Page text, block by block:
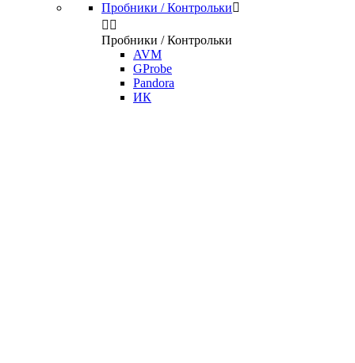
Пробники / Контрольки
 
Пробники / Контрольки
AVM
GProbe
Pandora
ИК